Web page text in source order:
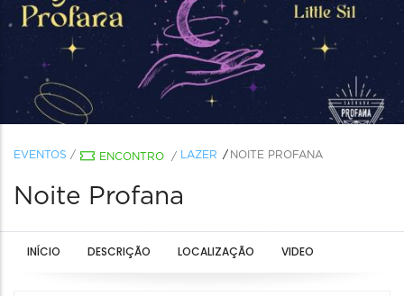
EVENTOS / ENCONTRO / LAZER NOITE PROFANA
Noite Profana
INÍCIO DESCRIÇÃO LOCALIZAÇÃO VIDEO